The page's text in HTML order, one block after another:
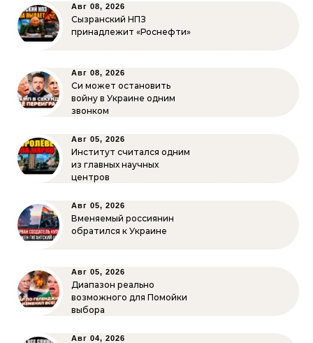
Авг 08, 2026
Сызранский НПЗ
принадлежит «Роснефти»
Авг 08, 2026
Си может остановить
войну в Украине одним
звонком
Авг 05, 2026
Институт считался одним
из главных научных
центров
Авг 05, 2026
Вменяемый россиянин
обратился к Украине
Авг 05, 2026
Диапазон реально
возможного для Помойки
выбора
Авг 04, 2026